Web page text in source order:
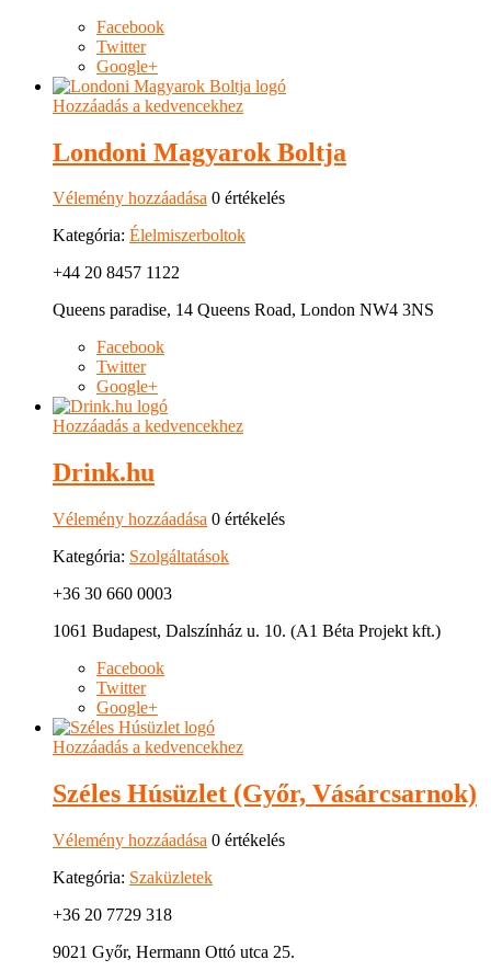
Facebook
Twitter
Google+
Hozzáadás a kedvencekhez
Londoni Magyarok Boltja
Vélemény hozzáadása 0 értékelés
Kategória: Élelmiszerboltok
+44 20 8457 1122
Queens paradise, 14 Queens Road, London NW4 3NS
Facebook
Twitter
Google+
Hozzáadás a kedvencekhez
Drink.hu
Vélemény hozzáadása 0 értékelés
Kategória: Szolgáltatások
+36 30 660 0003
1061 Budapest, Dalszínház u. 10. (A1 Béta Projekt kft.)
Facebook
Twitter
Google+
Hozzáadás a kedvencekhez
Széles Húsüzlet (Győr, Vásárcsarnok)
Vélemény hozzáadása 0 értékelés
Kategória: Szaküzletek
+36 20 7729 318
9021 Győr, Hermann Ottó utca 25.